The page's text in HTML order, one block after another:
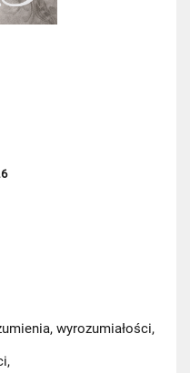
wyrozumiałości,